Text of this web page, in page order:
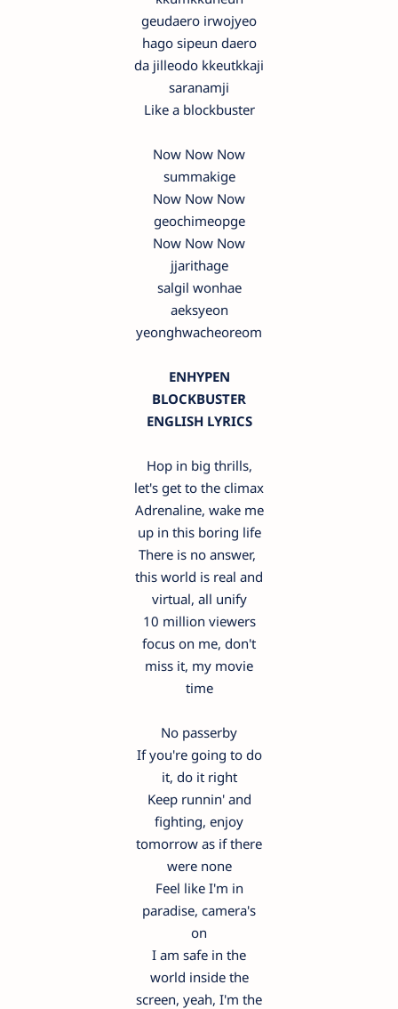
geudaero irwojyeo
hago sipeun daero
da jilleodo kkeutkkaji
saranamji
Like a blockbuster
Now Now Now
summakige
Now Now Now
geochimeopge
Now Now Now
jjarithage
salgil wonhae
aeksyeon
yeonghwacheoreom
ENHYPEN
BLOCKBUSTER
ENGLISH LYRICS
Hop in big thrills,
let's get to the climax
Adrenaline, wake me
up in this boring life
There is no answer,
this world is real and
virtual, all unify
10 million viewers
focus on me, don't
miss it, my movie
time
No passerby
If you're going to do
it, do it right
Keep runnin' and
fighting, enjoy
tomorrow as if there
were none
Feel like I'm in
paradise, camera's
on
I am safe in the
world inside the
screen, yeah, I'm the